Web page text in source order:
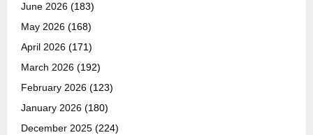
June 2026 (183)
May 2026 (168)
April 2026 (171)
March 2026 (192)
February 2026 (123)
January 2026 (180)
December 2025 (224)